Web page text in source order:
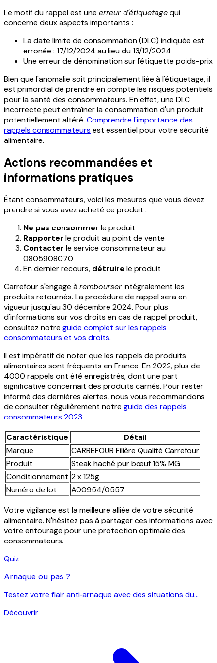
Le motif du rappel est une erreur d'étiquetagequi
concerne deux aspects importants :
La date limite de consommation (DLC) indiquée est
erronée : 17/12/2024 au lieu du 13/12/2024
Une erreur de dénomination sur l'étiquette poids-prix
Bien que l'anomalie soit principalement liée à l'étiquetage, il
est primordial de prendre en compte les risques potentiels
pour la santé des consommateurs. En effet, une DLC
incorrecte peut entraîner la consommation d'un produit
potentiellement altéré. Comprendre l'importance des
rappels consommateurs est essentiel pour votre sécurité
alimentaire.
Actions recommandées et
informations pratiques
Étant consommateurs, voici les mesures que vous devez
prendre si vous avez acheté ce produit :
Ne pas consommer le produit
Rapporter le produit au point de vente
Contacter le service consommateur au
0805908070
En dernier recours, détruire le produit
Carrefour s'engage àrembourserintégralement les
produits retournés. La procédure de rappel sera en
vigueur jusqu'au 30 décembre 2024. Pour plus
d'informations sur vos droits en cas de rappel produit,
consultez notre guide complet sur les rappels
consommateurs et vos droits.
Il est impératif de noter que les rappels de produits
alimentaires sont fréquents en France. En 2022, plus de
4000 rappels ont été enregistrés, dont une part
significative concernait des produits carnés. Pour rester
informé des dernières alertes, nous vous recommandons
de consulter régulièrement notre guide des rappels
consommateurs 2023.
Caractéristique
Détail
Marque
CARREFOUR Filière Qualité Carrefour
Produit
Steak haché pur bœuf 15% MG
Conditionnement 2 x 125g
Numéro de lot
A00954/0557
Votre vigilance est la meilleure alliée de votre sécurité
alimentaire. N'hésitez pas à partager ces informations avec
votre entourage pour une protection optimale des
consommateurs.
Quiz
Arnaque ou pas ?
Testez votre flair anti‑arnaque avec des situations du...
Découvrir